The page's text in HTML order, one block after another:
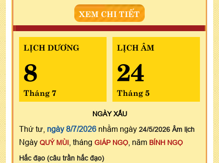
XEM CHI TIẾT
LỊCH DƯƠNG
8
Tháng 7
LỊCH ÂM
24
Tháng 5
NGÀYXẤU
Thứ tư, ngày 8/7/2026 nhằm ngày 24/5/2026 Âm lịch
Ngày QUÝ MÙI , tháng GIÁP NGỌ , năm BÍNH NGỌ
Hắc đạo (câu trần hắc đạo)